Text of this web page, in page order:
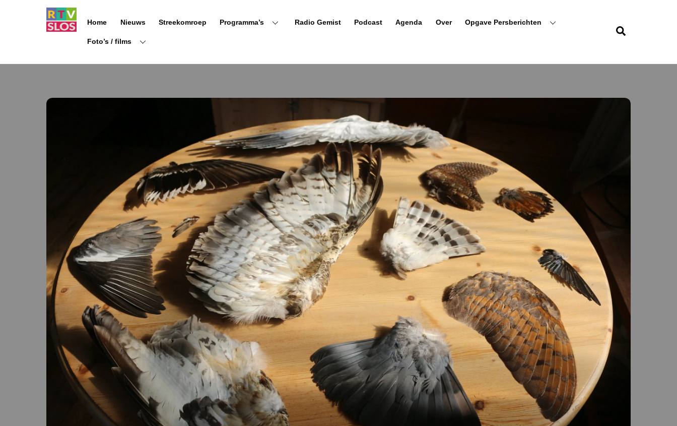
Home Nieuws Streekomroep Programma’s Radio Gemist Podcast Agenda Over Opgave Persberichten
Foto’s / films